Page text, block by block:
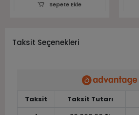
Sepete Ekle
Taksit Seçenekleri
Taksit Taksit Tutarı